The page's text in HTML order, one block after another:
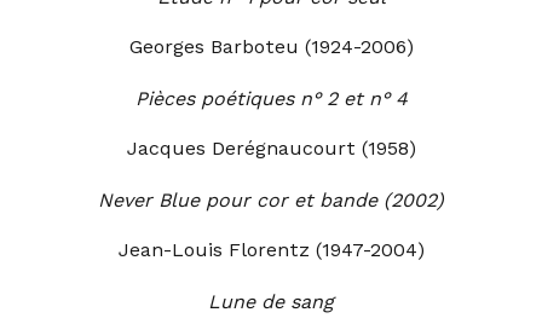
Georges Barboteu (1924-2006)
Pièces poétiques n° 2 et n° 4
Jacques Derégnaucourt (1958)
Never Blue pour cor et bande (2002)
Jean-Louis Florentz (1947-2004)
Lune de sang